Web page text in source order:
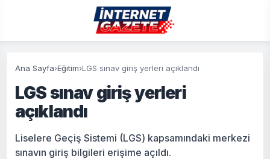
Ana Sayfa›Eğitim›LGS sınav giriş yerleri açıklandı
LGS sınav giriş yerleri
açıklandı
Liselere Geçiş Sistemi (LGS) kapsamındaki merkezi
sınavın giriş bilgileri erişime açıldı.